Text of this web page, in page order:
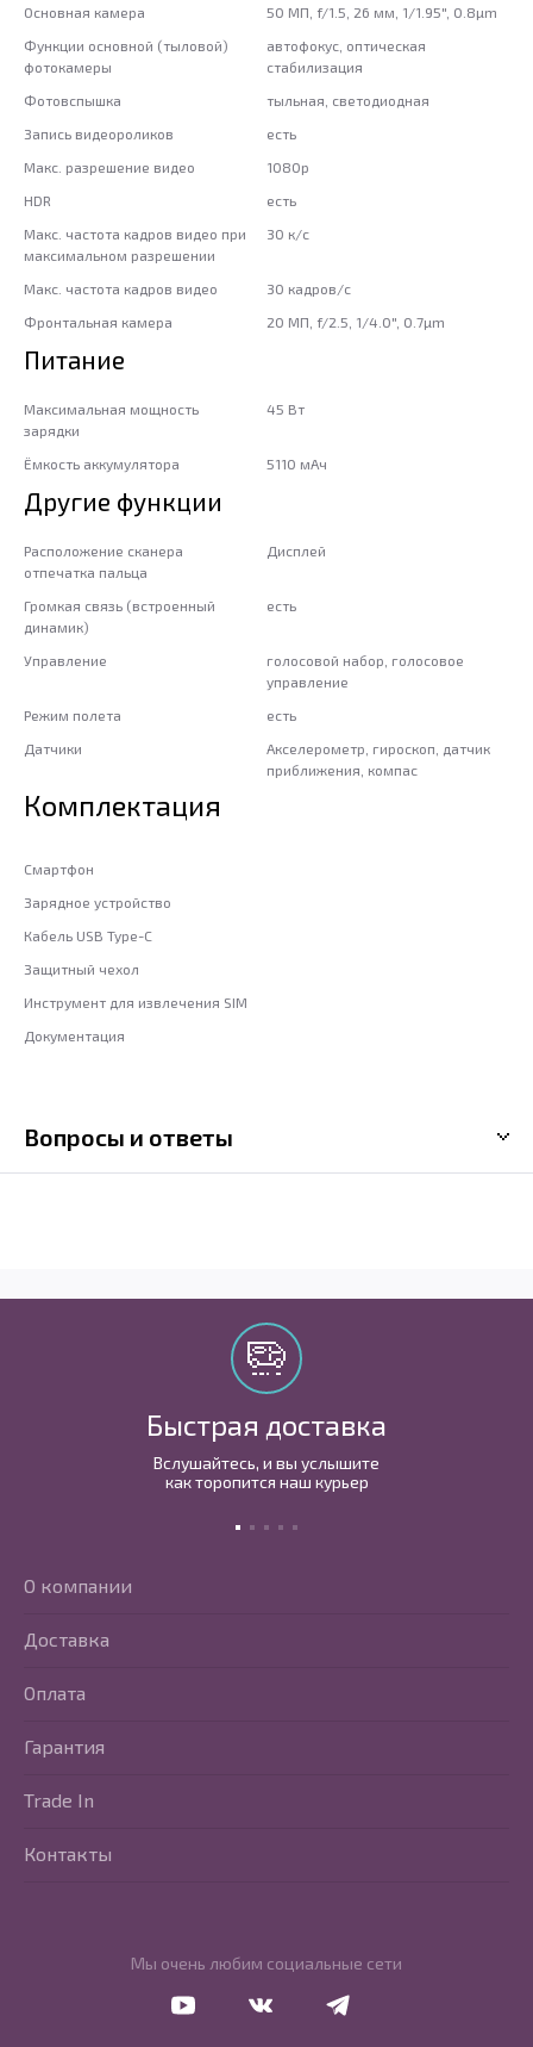
Основная камера
50 МП, f/1.5, 26 мм, 1/1.95", 0.8µm
Функции основной (тыловой)
фотокамеры
автофокус, оптическая
стабилизация
Фотовспышка
тыльная, светодиодная
Запись видеороликов
есть
Макс. разрешение видео
1080p
HDR
есть
Макс. частота кадров видео при
максимальном разрешении
30 к/с
Макс. частота кадров видео
30 кадров/с
Фронтальная камера
20 МП, f/2.5, 1/4.0", 0.7µm
Питание
Максимальная мощность
зарядки
45 Вт
Ёмкость аккумулятора 5110 мАч
Другие функции
Расположение сканера
отпечатка пальца
Дисплей
Громкая связь (встроенный
динамик)
есть
Управление
голосовой набор, голосовое
управление
Режим полета
есть
Датчики
Акселерометр, гироскоп, датчик
приближения, компас
Комплектация
Смартфон
Зарядное устройство
Кабель USB Type-C
Защитный чехол
Инструмент для извлечения SIM
Документация
Вопросы и ответы
Быстрая доставка
Вслушайтесь, и вы услышите
как торопится наш курьер
Мы очень любим социальные сети
Перейти в VkontakteПерейти в Telegram
О компании
Доставка
Оплата
Гарантия
Trade In
Контакты